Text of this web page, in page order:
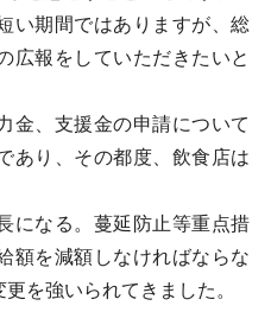
い期間ではありますが、総
広報をしていただきたいと
、支援金の申請について
あり、その都度、飲食店は
になる。蔓延防止等重点措
額を減額しなければならな
を強いられてきました。